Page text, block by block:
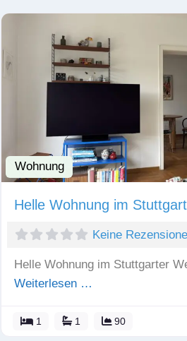
Wohnung
Helle Wohnung im
Keine
Helle Wohnung im Stuttgarter
Weiterlesen …
1 1 90